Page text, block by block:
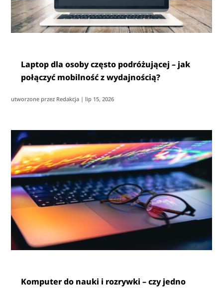
Laptop dla osoby często podróżującej – jak
połączyć mobilność z wydajnością?
utworzone przez Redakcja | lip 15, 2026
Komputer do nauki i rozrywki – czy jedno